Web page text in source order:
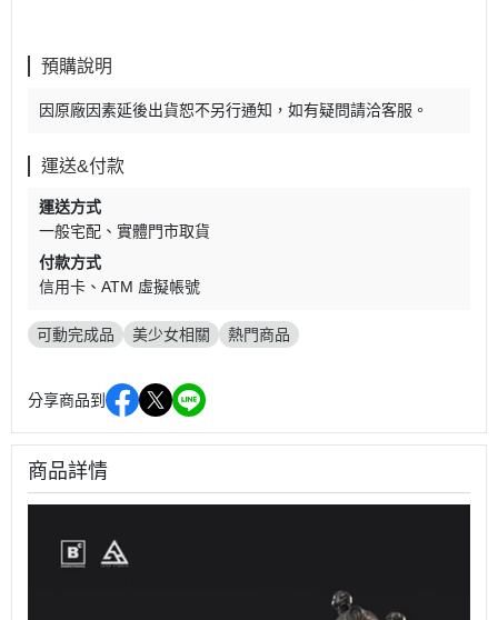
預購說明
因原廠因素延後出貨恕不另行通知，如有疑問請洽客服。
運送&付款
運送方式
一般宅配
實體門市取貨
付款方式
信用卡
ATM 虛擬帳號
可動完成品 美少女相關 熱門商品
分享商品到
商品詳情